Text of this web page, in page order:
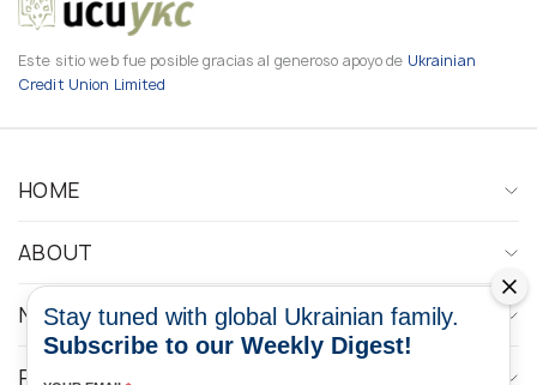
Este sitio web fue posible gracias al generoso apoyo de Ukrainian
Credit Union Limited
HOME
ABOUT
NEWS
PROGRAMS
Stay tuned with global Ukrainian family.
Subscribe to our Weekly Digest!